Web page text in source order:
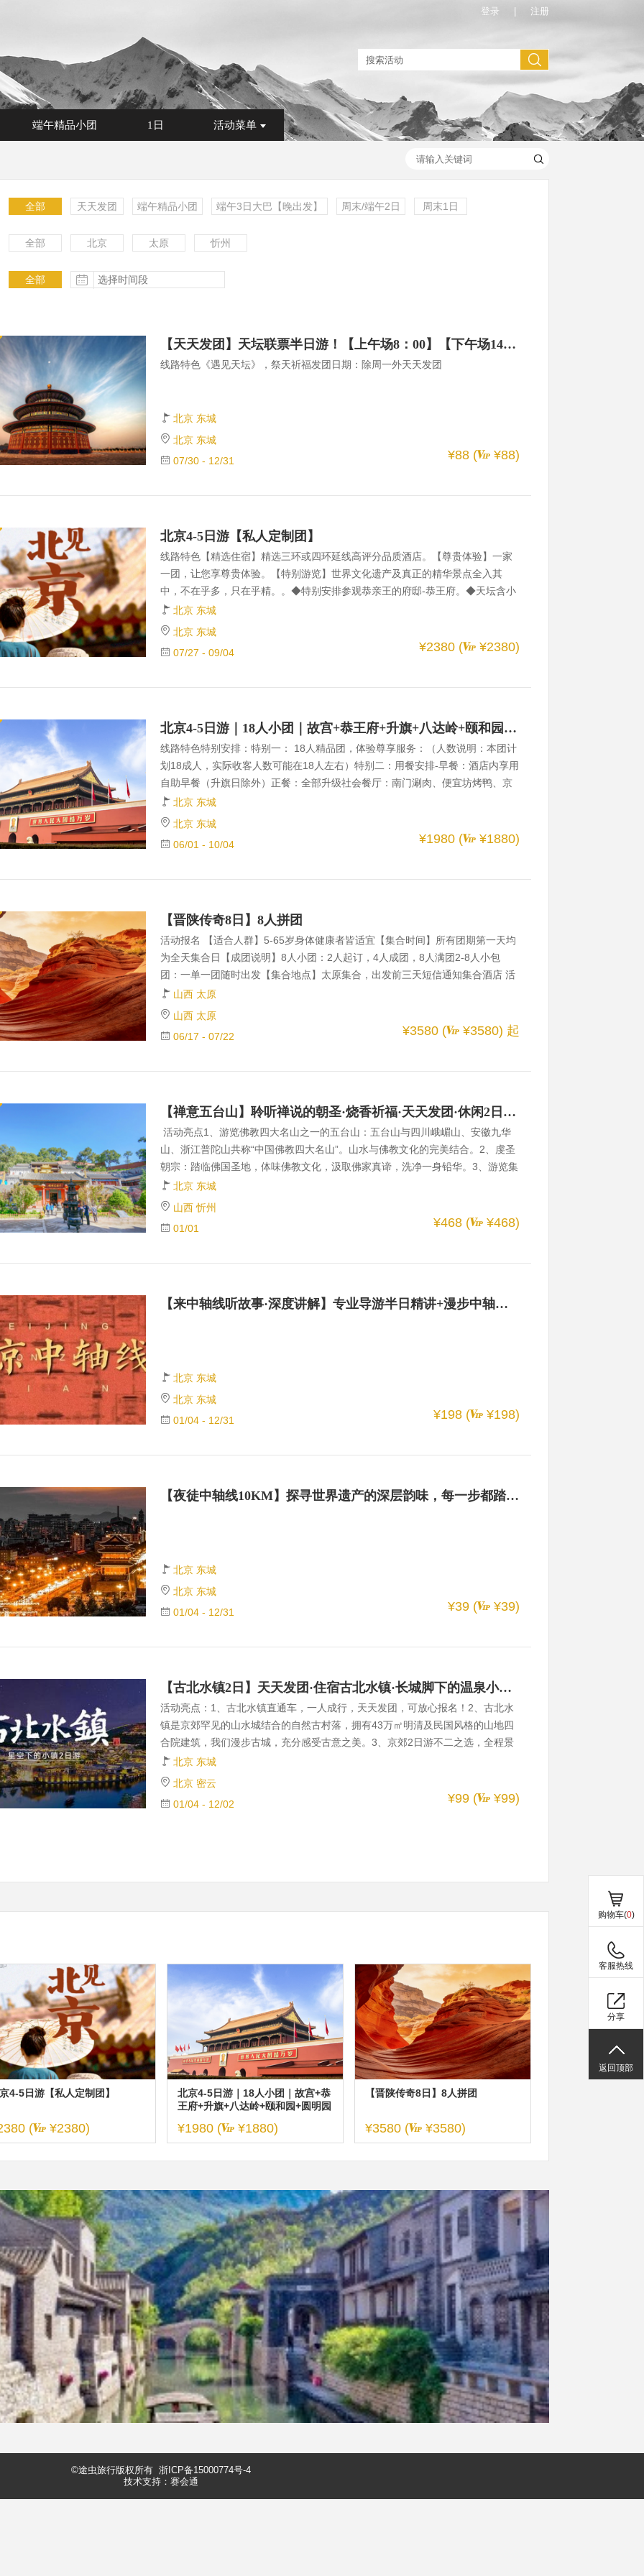
登录 注册
端午精品小团 1日 活动菜单
全部 天天发团 端午精品小团 端午3日大巴【晚出发】 周末/端午2日 周末1日
全部 北京 太原 忻州
全部
更多 【天天发团】天坛联票半日游！【上午场8：00】【下午场14:00】
线路特色《遇见天坛》，祭天祈福发团日期：除周一外天天发团
北京 东城
北京 东城
07/30 - 12/31
¥88 ( ¥88)
北京4-5日游【私人定制团】
线路特色【精选住宿】精选三环或四环延线高评分品质酒店。【尊贵体验】一家
一团，让您享尊贵体验。【特别游览】世界文化遗产及真正的精华景点全入其
中，不在乎多，只在乎精。。◆特别安排参观恭亲王的府邸-恭王府。◆天坛含小
门票--圜丘坛、祈年殿、寰穹宇。◆缓解劳累，一睹老城风光--故宫北门观光车。
【行程推介】全程不推荐任何自费景点，无任何隐形购物。。 【冬奥会国家速滑
馆】冬奥会唯一的冰上竞赛场馆---冰丝带。【故宫无线耳机讲解器】配备无线耳
机讲解器，您可以安静聆听导游精彩的讲解。【什刹海风景区】网红打卡地---非
北京 东城
北京 东城
07/27 - 09/04
¥2380 ( ¥2380)
北京4-5日游｜18人小团｜故宫+恭王府+升旗+八达岭+颐和园+圆明园+天坛 无购物无自费
线路特色特别安排：特别一： 18人精品团，体验尊享服务：（人数说明：本团计
划18成人，实际收客人数可能在18人左右）特别二：用餐安排-早餐：酒店内享用
自助早餐（升旗日除外）正餐：全部升级社会餐厅：南门涮肉、便宜坊烤鸭、京
味饺子宴。特别三：精心安排：&nbsp;世界文化遗产及真正的精华景点全入其
中，不在乎多，只在乎精。&nbsp;&nbsp;&nbsp;&nbsp;古都北京不可错过的京城
大秀-【奥运杂技表演】。“一座皇家御苑，半部北京史”-【恭王府】或【北海深度
精品游】。世界最大的祭坛建筑群天坛-含小门票圜丘坛、祈年殿、寰穹宇。故宫
北京 东城
北京 东城
06/01 - 10/04
¥1980 ( ¥1880)
【晋陕传奇8日】8人拼团
活动报名 【适合人群】5-65岁身体健康者皆适宜【集合时间】所有团期第一天均
为全天集合日【成团说明】8人小团：2人起订，4人成团，8人满团2-8人小包
团：一单一团随时出发【集合地点】太原集合，出发前三天短信通知集合酒店 活
动团期 2026年·8人散拼小团团期第01期：04月27日-05月03日以上团期：成人35
80元/人，儿童2080元/人，单房差800元第02期：04月30日-05月07日（五一假
期）第03期：05月01日-05月08日（五一假期）以上团期：成人3980元/人，儿童
2180元人，单房差1100元第04期：05月06日
山西 太原
山西 太原
06/17 - 07/22
¥3580 ( ¥3580) 起
【禅意五台山】聆听禅说的朝圣·烧香祈福·天天发团·休闲2日游！
活动亮点1、游览佛教四大名山之一的五台山：五台山与四川峨嵋山、安徽九华
山、浙江普陀山共称“中国佛教四大名山”。山水与佛教文化的完美结合。2、虔圣
朝宗：踏临佛国圣地，体味佛教文化，汲取佛家真谛，洗净一身铅华。3、游览集
锦：五爷庙、殊像寺、菩萨顶、显通寺、黛螺顶、广化寺、醋园。4、便捷出行：
全程出行巴士往返，方便便捷。 景点介绍五台山五台山位于山西省忻州市五台
县。《名山志》有记载曰：“五台山五峰耸立，高出云表，山顶无林木，有如垒土
之台，故曰五台。”这五台分别指的是东台望海峰，西台挂月峰，南台锦绣峰，北
北京 东城
山西 忻州
01/01
¥468 ( ¥468)
【来中轴线听故事·深度讲解】专业导游半日精讲+漫步中轴线+触摸历史温度+读懂城市心跳+7.8公里轴线见证600年王朝更迭
北京 东城
北京 东城
01/04 - 12/31
¥198 ( ¥198)
【夜徒中轴线10KM】探寻世界遗产的深层韵味，每一步都踏响历史的回音，古今文化在夜色中交融！
北京 东城
北京 东城
01/04 - 12/31
¥39 ( ¥39)
【古北水镇2日】天天发团·住宿古北水镇·长城脚下的温泉小镇·司马台长城日夜全景·特色表演2日游！
活动亮点：1、古北水镇直通车，一人成行，天天发团，可放心报名！2、古北水
镇是京郊罕见的山水城结合的自然古村落，拥有43万㎡明清及民国风格的山地四
合院建筑，我们漫步古城，充分感受古意之美。3、京郊2日游不二之选，全程景
色宜人，还有众多趣味文化活动可免费体验。4、水镇背靠中国最美、最险的司马
台长城，我们留了充足的时间，可随心前去日爬或夜爬长城，俯瞰古北水镇壮丽
的全景。5、除了各种趣味DIY体验，我们还能观看各类特色表演，如舞龙舞狮，
杂技表演，京剧表演，杨家铁板书等等，可谓一步一景。水镇内部分风光一览：
北京 东城
北京 密云
01/04 - 12/02
¥99 ( ¥99)
4-5日游【私人定制团】
( ¥2380)
北京4-5日游｜18人小团｜故宫+恭
王府+升旗+八达岭+颐和园+圆明园
¥1980 ( ¥1880)
【晋陕传奇8日】8人拼团
¥3580 ( ¥3580)
©途虫旅行版权所有 浙ICP备15000774号-4
技术支持：赛会通
购物车(0)
客服热线
分享
返回顶部